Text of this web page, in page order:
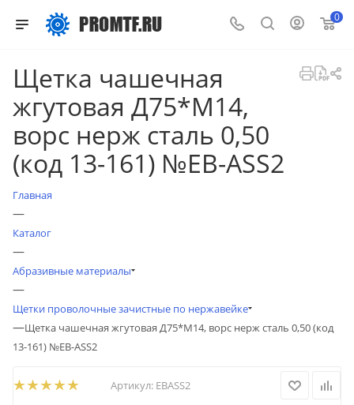
0
Щетка чашечная
жгутовая Д75*M14,
ворс нерж сталь 0,50
(код 13-161) №EB-ASS2
Главная
—
Каталог
—
Абразивные материалы
—
Щетки проволочные зачистные по нержавейке
—Щетка чашечная жгутовая Д75*M14, ворс нерж сталь 0,50 (код
13-161) №EB-ASS2
Артикул: EBASS2